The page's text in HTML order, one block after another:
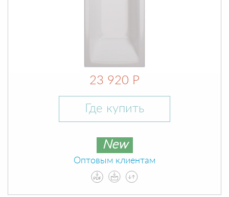
23 920 Р
Где купить
New
Оптовым клиентам